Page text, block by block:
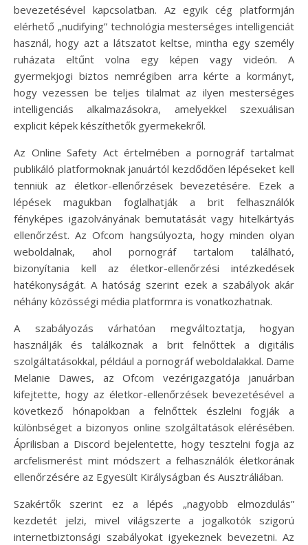
bevezetésével kapcsolatban. Az egyik cég platformján
elérhető „nudifying” technológia mesterséges intelligenciát
használ, hogy azt a látszatot keltse, mintha egy személy
ruházata eltűnt volna egy képen vagy videón. A
gyermekjogi biztos nemrégiben arra kérte a kormányt,
hogy vezessen be teljes tilalmat az ilyen mesterséges
intelligenciás alkalmazásokra, amelyekkel szexuálisan
explicit képek készíthetők gyermekekről.
Az Online Safety Act értelmében a pornográf tartalmat
publikáló platformoknak januártól kezdődően lépéseket kell
tenniük az életkor-ellenőrzések bevezetésére. Ezek a
lépések magukban foglalhatják a brit felhasználók
fényképes igazolványának bemutatását vagy hitelkártyás
ellenőrzést. Az Ofcom hangsúlyozta, hogy minden olyan
weboldalnak, ahol pornográf tartalom található,
bizonyítania kell az életkor-ellenőrzési intézkedések
hatékonyságát. A hatóság szerint ezek a szabályok akár
néhány közösségi média platformra is vonatkozhatnak.
A szabályozás várhatóan megváltoztatja, hogyan
használják és találkoznak a brit felnőttek a digitális
szolgáltatásokkal, például a pornográf weboldalakkal. Dame
Melanie Dawes, az Ofcom vezérigazgatója januárban
kifejtette, hogy az életkor-ellenőrzések bevezetésével a
következő hónapokban a felnőttek észlelni fogják a
különbséget a bizonyos online szolgáltatások elérésében.
Áprilisban a Discord bejelentette, hogy tesztelni fogja az
arcfelismerést mint módszert a felhasználók életkorának
ellenőrzésére az Egyesült Királyságban és Ausztráliában.
Szakértők szerint ez a lépés „nagyobb elmozdulás”
kezdetét jelzi, mivel világszerte a jogalkotók szigorú
internetbiztonsági szabályokat igyekeznek bevezetni. Az